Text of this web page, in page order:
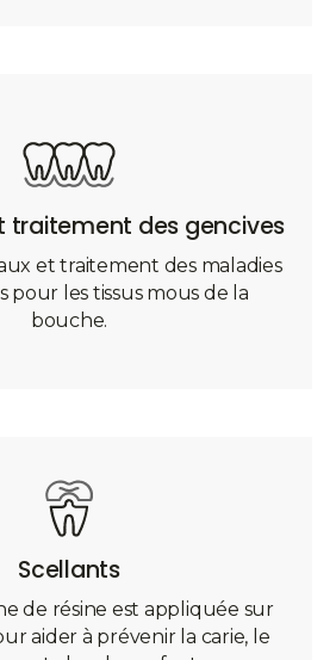
traitement des gencives
et traitement des maladies
pour les tissus mous de la
bouche.
Scellants
de résine est appliquée sur
aider à prévenir la carie, le